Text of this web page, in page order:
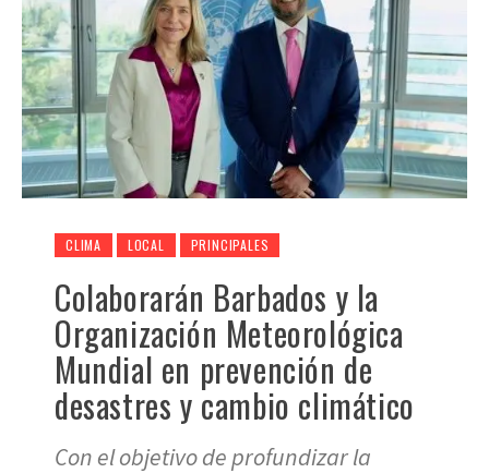
CLIMA LOCAL PRINCIPALES
Colaborarán Barbados y la
Organización Meteorológica
Mundial en prevención de
desastres y cambio climático
Con el objetivo de profundizar la